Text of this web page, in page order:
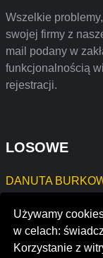
Używamy
w celach:
Korzystanie z
Wszelkie
swojej firmy z
mail podany w
funkcjonalnością
rejestracji.
LOSOWE
DANUTA
EKOPROJEKT-
HANDEL
Zakład